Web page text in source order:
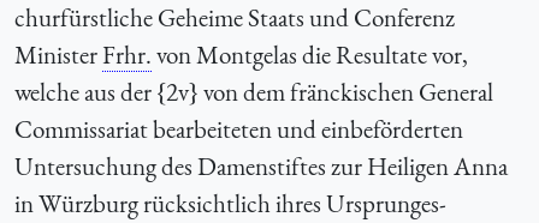
churfürstliche Geheime Staats und Conferenz
MinisterFrhr.von Montgelas die Resultate vor,
welche aus der {2v} von dem fränckischen General
Commissariat bearbeiteten und einbeförderten
Untersuchung des Damenstiftes zur Heiligen Anna
in Würzburg rücksichtlich ihres Ursprunges-